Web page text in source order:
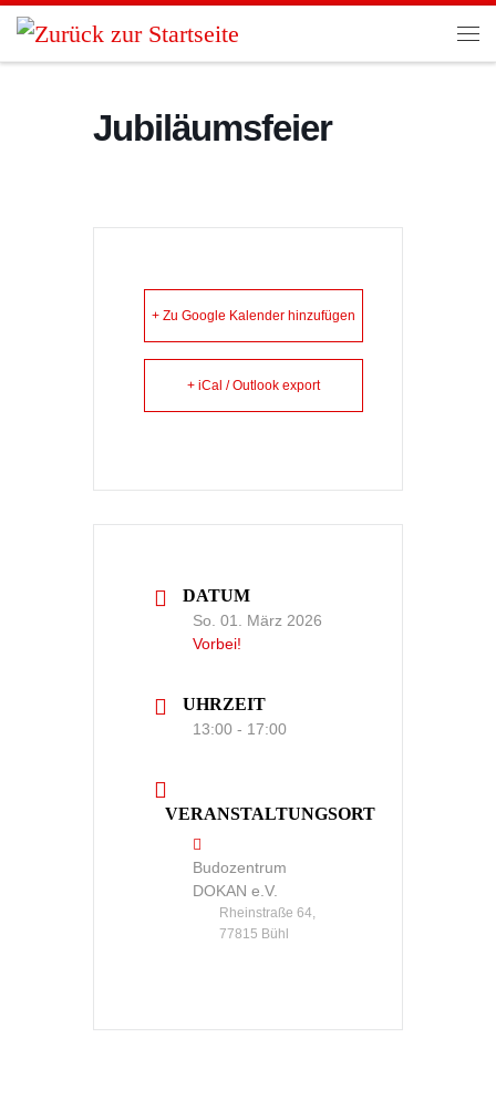
Zum Inhalt springen
Jubiläumsfeier
+ Zu Google Kalender hinzufügen
+ iCal / Outlook export
DATUM
So. 01. März 2026
Vorbei!
UHRZEIT
13:00 - 17:00
VERANSTALTUNGSORT
Budozentrum
DOKAN e.V.
Rheinstraße 64,
77815 Bühl